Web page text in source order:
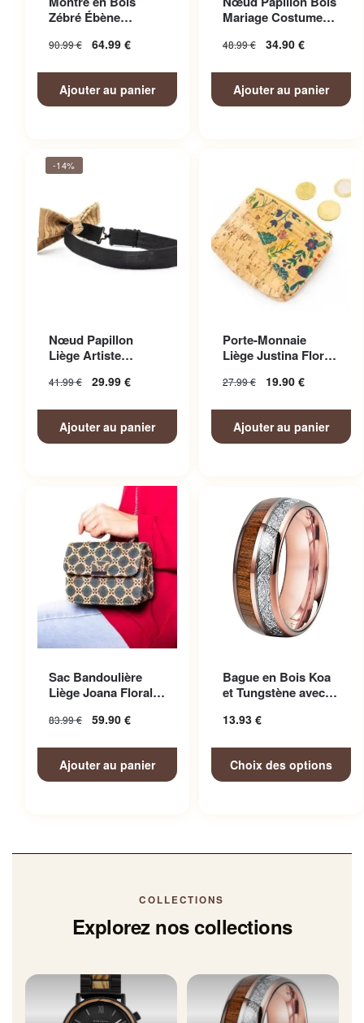
Zébré Ébène
90.99€ 64.99 €
Ajouter au panier
Mariage Costume
48.99€ 34.90 €
Ajouter au panier
-14%
Nœud Papillon
Liège Artiste
41.99€ 29.99 €
Ajouter au panier
Porte-Monnaie
Liège Justina Floral
27.99€ 19.90 €
Ajouter au panier
Sac Bandoulière
Liège Joana Floral
83.99€ 59.90 €
Ajouter au panier
Bague en Bois Koa
et Tungstène avec
13.93 €
Choix des options
variations. Les options
peuvent être choisies sur la
page du produit
COLLECTIONS
Explorez nos collections